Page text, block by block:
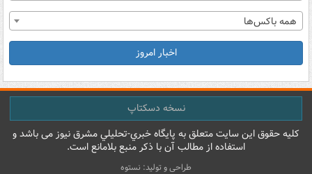
همه باکس‌ها
اخبار امروز
نسخه دسکتاپ
کليه حقوق اين سايت متعلق به پایگاه خبري-تحليلي مشرق نيوز می باشد و
استفاده از مطالب آن با ذکر منبع بلامانع است.
طراحی و تولید: نستوه